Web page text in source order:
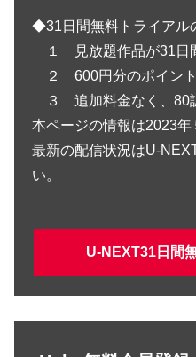
◆31日間無料トライア
１ 見放題作品が31
２ 600円分のポイント
３ 追加料金なく、80
本ページの情報は2023年
最新の配信状況はU-
い。
U-NEXT31日間